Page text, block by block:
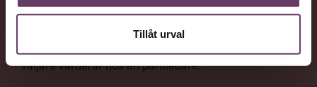
Tillåt urval
VAD
Statsvetaren Jenny Madestam, lektor vid Södertörns
väljare värderar hos en partiledare.